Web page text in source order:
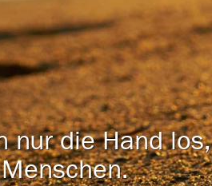
nur die Hand los,